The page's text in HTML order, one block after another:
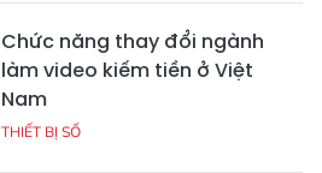
Chức năng thay đổi ngành
làm video kiếm tiền ở Việt
Nam
THIẾT BỊ SỐ